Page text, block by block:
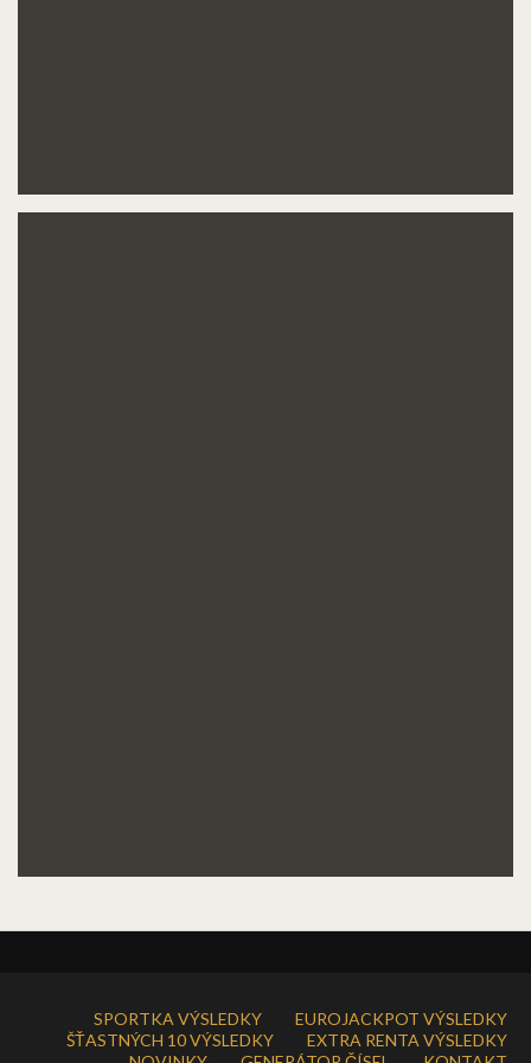
SPORTKA VÝSLEDKY
EUROJACKPOT VÝSLEDKY
ŠŤASTNÝCH 10 VÝSLEDKY
EXTRA RENTA VÝSLEDKY